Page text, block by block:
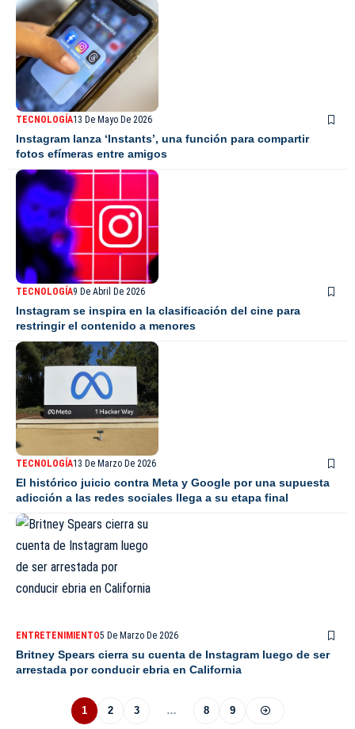
TECNOLOGÍA13 De Mayo De 2026
Instagram lanza ‘Instants’, una función para compartir
fotos efímeras entre amigos
TECNOLOGÍA9 De Abril De 2026
Instagram se inspira en la clasificación del cine para
restringir el contenido a menores
TECNOLOGÍA13 De Marzo De 2026
El histórico juicio contra Meta y Google por una supuesta
adicción a las redes sociales llega a su etapa final
ENTRETENIMIENTO5 De Marzo De 2026
Britney Spears cierra su cuenta de Instagram luego de ser
arrestada por conducir ebria en California
1 2 3 … 8 9